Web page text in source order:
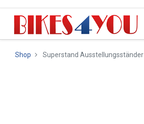
Shop Superstand Ausstellungsständer